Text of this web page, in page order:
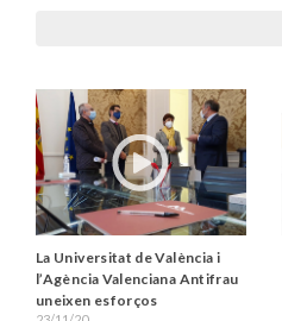
La Universitat de València i
l’Agència Valenciana Antifrau
uneixen esforços